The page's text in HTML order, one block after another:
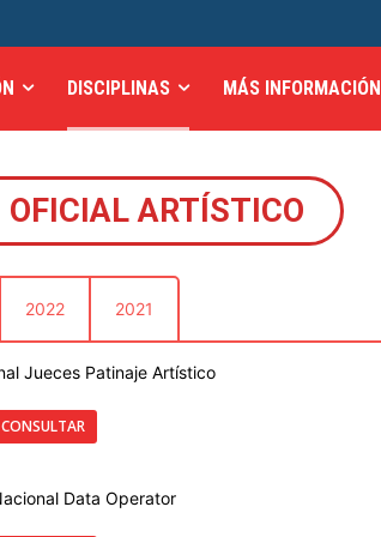
DISCIPLINAS MÁS INFORMACIÓN
ARTÍSTICO
2022 2021
Jueces Patinaje Artístico
CONSULTAR
Data Operator